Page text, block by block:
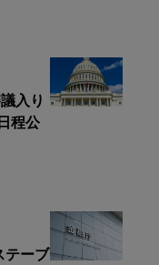
入り
程公
テーブ